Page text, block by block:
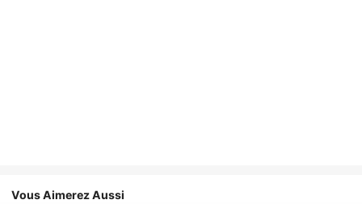
Vous Aimerez Aussi